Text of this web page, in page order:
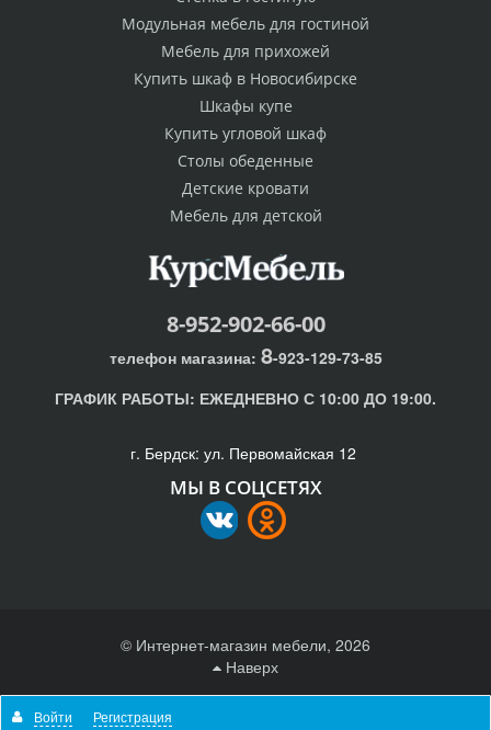
Модульная мебель для гостиной
Мебель для прихожей
Купить шкаф в Новосибирске
Шкафы купе
Купить угловой шкаф
Столы обеденные
Детские кровати
Мебель для детской
8-952-902-66-00
телефон магазина: 8-923-129-73-85
ГРАФИК РАБОТЫ: ЕЖЕДНЕВНО С 10:00 ДО 19:00.
г. Бердск: ул. Первомайская 12
МЫ В СОЦСЕТЯХ
© Интернет-магазин мебели, 2026
Наверх
Отправляя любую форму на сайте, вы соглашаетесь с
политикой конфиденциальности
Войти Регистрация